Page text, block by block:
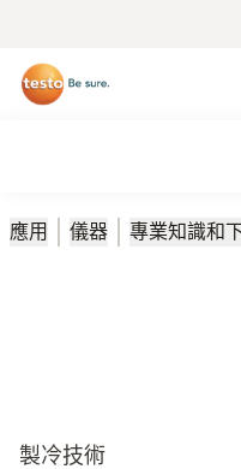
應用 儀器 專業知識和
製冷技術